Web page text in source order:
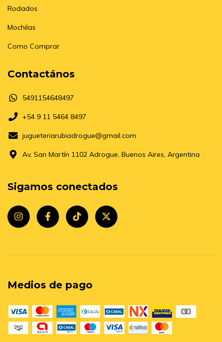
Rodados
Mochilas
Como Comprar
Contactános
5491154648497
+54 9 11 5464 8497
jugueteriarubiadrogue@gmail.com
Av, San Martín 1102 Adrogue, Buenos Aires, Argentina
Sigamos conectados
Medios de pago